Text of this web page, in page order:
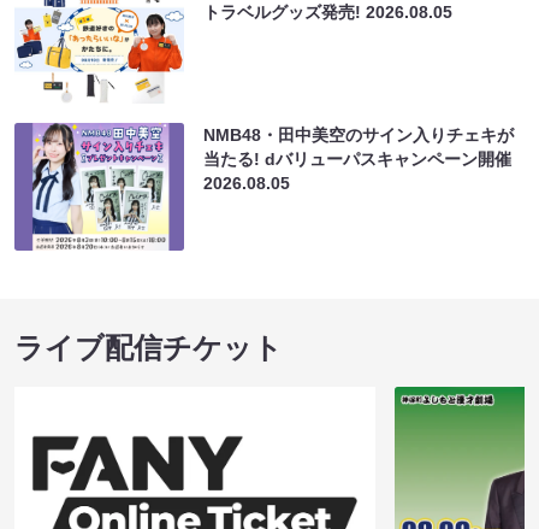
トラベルグッズ発売!2026.08.05
NMB48・田中美空のサイン入りチェキが
当たる! dバリューパスキャンペーン開催
2026.08.05
ライブ配信チケット